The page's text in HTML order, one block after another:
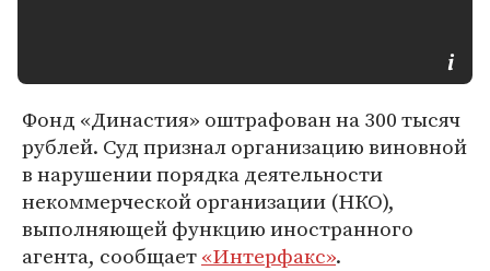
Фонд «Династия» оштрафован на 300 тысяч
рублей. Суд признал организацию виновной
в нарушении порядка деятельности
некоммерческой организации (НКО),
выполняющей функцию иностранного
агента, сообщает«Интерфакс».